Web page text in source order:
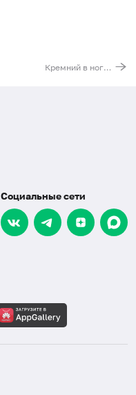
Кремний в ногтях
Социальные сети